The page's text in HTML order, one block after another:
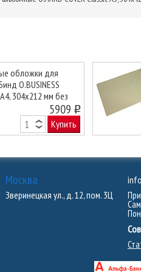
обложки для
O.BUSINESS
А4, 304х212 мм без
5909 o
Купить
Москва
Зверинецкая ул., д. 12, пом. 3Ц